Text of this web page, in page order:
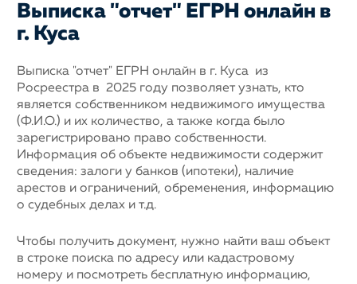
Выписка "отчет" ЕГРН онлайн в
г. Куса
Выписка "отчет" ЕГРН онлайн в г. Куса из
Росреестра в 2025 году позволяет узнать, кто
является собственником недвижимого имущества
(Ф.И.О.) и их количество, а также когда было
зарегистрировано право собственности.
Информация об объекте недвижимости содержит
сведения: залоги у банков (ипотеки), наличие
арестов и ограничений, обременения, информацию
о судебных делах и т.д.
Чтобы получить документ, нужно найти ваш объект
в строке поиска по адресу или кадастровому
номеру и посмотреть бесплатную информацию,